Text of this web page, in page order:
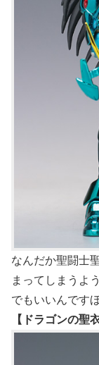
なんだか聖闘士
まってしまうよ
でもいいんです
【ドラゴンの聖衣